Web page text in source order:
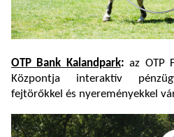
OTP Bank Kalandpark: az OTP
Központja interaktív
fejtörőkkel és nyereményekkel